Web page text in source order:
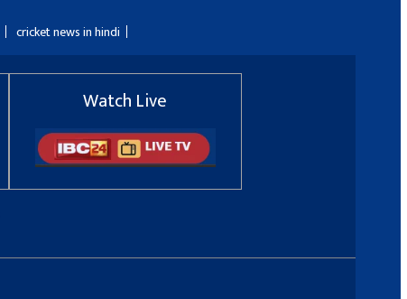
cricket news in hindi
Watch Live